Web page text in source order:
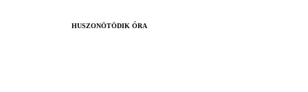
HUSZONÖTÖDIK ÓRA